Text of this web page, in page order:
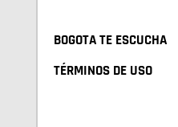
BOGOTA TE ESCUCHA
TÉRMINOS DE USO